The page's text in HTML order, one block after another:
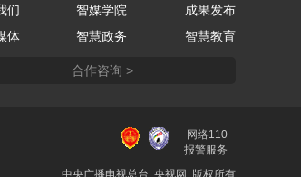
们 智媒学院
成果发布
体
智慧政务 智慧教育
合作咨询 >
网络110
报警服务
中央广播电视总台 央视网 版权所有